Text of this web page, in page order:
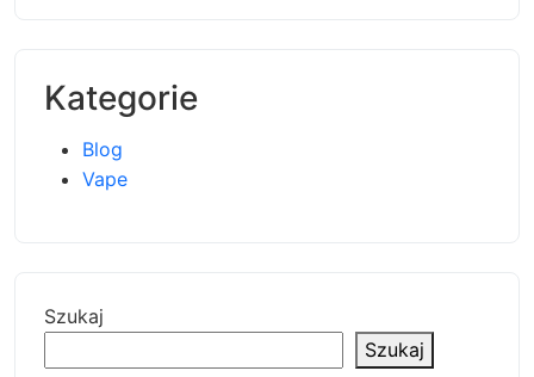
Kategorie
Blog
Vape
Szukaj
Szukaj